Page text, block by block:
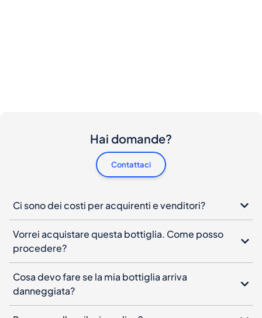
Hai domande?
Contattaci
Ci sono dei costi per acquirenti e venditori?
Vorrei acquistare questa bottiglia. Come posso
procedere?
Cosa devo fare se la mia bottiglia arriva
danneggiata?